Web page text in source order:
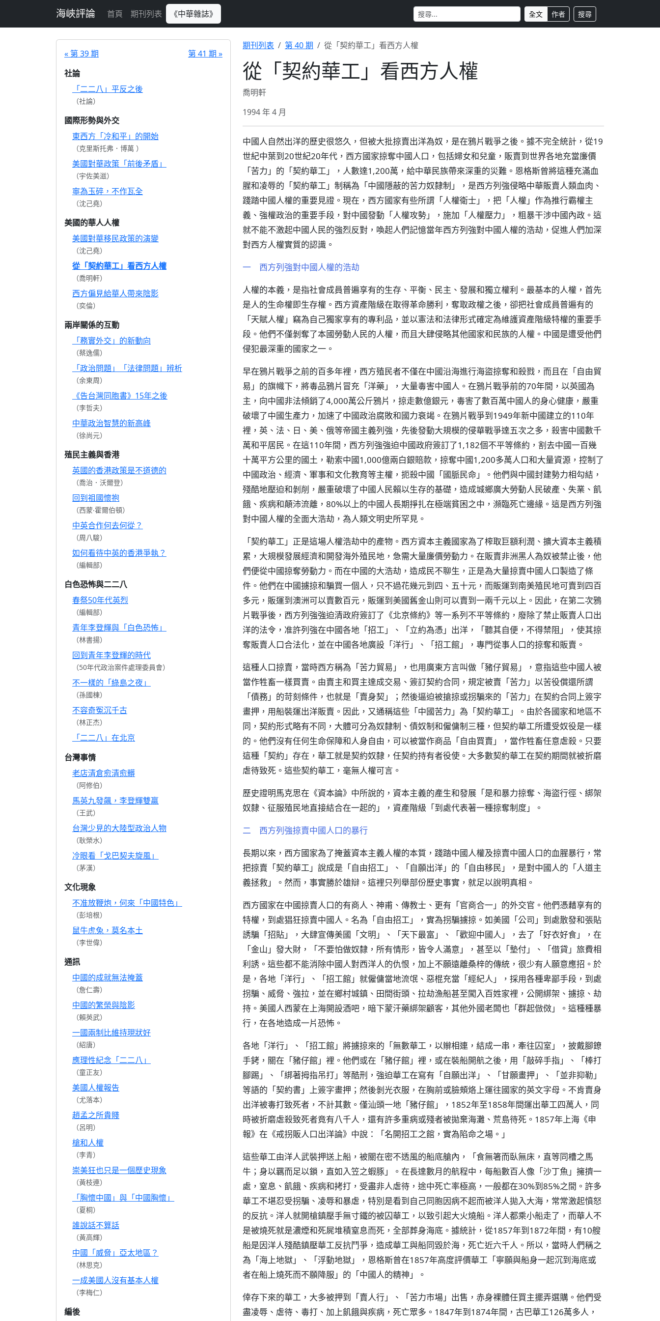
海峽評論 首頁 期刊列表 《中華雜誌》 全文 作者 搜尋
« 第 39 期
第 41 期 »
社論
「二二八」平反之後
（社論）
國際形勢與外交
東西方「冷和平」的開始
（克里斯托弗．博萬 ）
美國對華政策「前後矛盾」
（宇佐美滋）
寧為玉碎，不作瓦全
（沈己堯）
美國的華人人權
美國對華移民政策的演變
（沈己堯）
從「契約華工」看西方人權
（喬明軒）
西方偏見給華人帶來陰影
（奕倫）
兩岸關係的互動
「務實外交」的新動向
（蔡逸儒）
「政治問題」「法律問題」辨析
（余東周）
《告台灣同胞書》15年之後
（李哲夫）
中華政治智慧的新高峰
（徐尚元）
殖民主義與香港
英國的香港政策是不道德的
（喬治．沃爾登）
回到祖國懷抱
（西蒙‧霍爾伯頓）
中英合作何去何從？
（周八駿）
如何看待中英的香港爭執？
（編輯部）
白色恐怖與二二八
春祭50年代英烈
（編輯部）
青年李登輝與「白色恐怖」
（林書揚）
回到青年李登輝的時代
（50年代政治案件處理委員會）
不一樣的「綠島之夜」
（孫國棟）
不容奇冤沉千古
（林正杰）
「二二八」在北京
台灣事情
老店清倉愈清愈髒
（阿修伯）
馬英九發飆，李登輝雙贏
（王武）
台灣少見的大陸型政治人物
（耿榮水）
冷眼看「戈巴契夫旋風」
（茅漢）
文化現象
不准放鞭炮，何來「中國特色」
（彭培根）
鼠牛虎兔，莫名本土
（李世偉）
通訊
中國的成就無法掩蓋
（詹仁壽）
中國的繁榮與陰影
（賴英武）
一國兩制比維持現狀好
（紹唐）
應理性紀念「二二八」
（童正友）
美國人權報告
（尤落本）
趙孟之所貴賤
（呂明）
槍和人權
（李青）
崇美狂也只是一個歷史現象
（黃枝連）
「胸懷中國」與「中國胸懷」
（夏桐）
誰說話不算話
（黃高輝）
中國「威脅」亞太地區？
（林思克）
一成美國人沒有基本人權
（李梅仁）
編後
期刊列表 第 40 期 從「契約華工」看西方人權
從「契約華工」看西方人權
喬明軒
1994 年 4 月
中國人自然出洋的歷史很悠久，但被大批掠賣出洋為奴，是在鴉片戰爭之後。據不完全統計，從19
世紀中葉到20世紀20年代，西方國家掠奪中國人口，包括婦女和兒童，販賣到世界各地充當廉價
「苦力」的「契約華工」，人數達1,200萬，給中華民族帶來深重的災難。恩格斯曾將這種充滿血
腥和凌辱的「契約華工」制稱為「中國隱蔽的苦力奴隸制」，是西方列強侵略中華販賣人類血肉、
踐踏中國人權的重要見證。現在，西方國家有些所謂「人權衛士」，把「人權」作為推行霸權主
義、強權政治的重要手段，對中國發動「人權攻勢」，施加「人權壓力」，粗暴干涉中國內政。這
就不能不激起中國人民的強烈反對，喚起人們記憶當年西方列強對中國人權的浩劫，促進人們加深
對西方人權實質的認識。
一 西方列強對中國人權的浩劫
人權的本義，是指社會成員普遍享有的生存、平衡、民主、發展和獨立權利。最基本的人權，首先
是人的生命權即生存權。西方資產階級在取得革命勝利，奪取政權之後，卻把社會成員普遍有的
「天賦人權」竊為自己獨家享有的專利品，並以憲法和法律形式確定為維護資產階級特權的重要手
段。他們不僅剝奪了本國勞動人民的人權，而且大肆侵略其他國家和民族的人權。中國是遭受他們
侵犯最深重的國家之一。
早在鴉片戰爭之前的百多年裡，西方殖民者不僅在中國沿海進行海盜掠奪和殺戮，而且在「自由貿
易」的旗幟下，將毒品鴉片冒充「洋藥」，大量毒害中國人。在鴉片戰爭前的70年間，以英國為
主，向中國非法傾銷了4,000萬公斤鴉片，掠走數億銀元，毒害了數百萬中國人的身心健康，嚴重
破壞了中國生產力，加速了中國政治腐敗和國力衰竭。在鴉片戰爭到1949年新中國建立的110年
裡，英、法、日、美、俄等帝國主義列強，先後發動大規模的侵華戰爭達五次之多，殺害中國數千
萬和平居民。在這110年間，西方列強強迫中國政府簽訂了1,182個不平等條約，割去中國一百幾
十萬平方公里的國土，勒索中國1,000億兩白銀賠款，掠奪中國1,200多萬人口和大量資源，控制了
中國政治、經濟、軍事和文化教育等主權，扼殺中國「國脈民命」。他們與中國封建勢力相勾結，
殘酷地壓迫和剝削，嚴重破壞了中國人民賴以生存的基礎，造成城鄉廣大勞動人民破產、失業、飢
餓、疾病和顛沛流離，80%以上的中國人長期掙扎在極端貧困之中，瀕臨死亡邊緣。這是西方列強
對中國人權的全面大浩劫，為人類文明史所罕見。
「契約華工」正是這場人權浩劫中的產物。西方資本主義國家為了榨取巨額利潤、擴大資本主義積
累，大規模發展經濟和開發海外殖民地，急需大量廉價勞動力。在販賣非洲黑人為奴被禁止後，他
們便從中國掠奪勞動力。而在中國的大浩劫，造成民不聊生，正是為大量掠賣中國人口製造了條
件。他們在中國擄掠和騙買一個人，只不過花幾元到四、五十元，而販運到南美殖民地可賣到四百
多元，販運到澳洲可以賣數百元，販運到美國舊金山則可以賣到一兩千元以上。因此，在第二次鴉
片戰爭後，西方列強強迫清政府簽訂了《北京條約》等一系列不平等條約，廢除了禁止販賣人口出
洋的法令，准許列強在中國各地「招工」、「立約為憑」出洋，「聽其自便，不得禁阻」，使其掠
奪販賣人口合法化，並在中國各地廣設「洋行」、「招工館」，專門從事人口的掠奪和販賣。
這種人口掠賣，當時西方稱為「苦力貿易」，也用廣東方言叫做「豬仔貿易」，意指這些中國人被
當作牲畜一樣買賣。由賣主和買主達成交易、簽訂契約合同，規定被賣「苦力」以苦役償還所謂
「債務」的苛刻條件，也就是「賣身契」；然後逼迫被搶掠或拐騙來的「苦力」在契約合同上簽字
畫押，用船裝運出洋販賣。因此，又通稱這些「中國苦力」為「契約華工」。由於各國家和地區不
同，契約形式略有不同，大體可分為奴隸制、債奴制和僱傭制三種，但契約華工所遭受奴役是一樣
的。他們沒有任何生命保障和人身自由，可以被當作商品「自由買賣」，當作牲畜任意虐殺。只要
這種「契約」存在，華工就是契約奴隸，任契約持有者役使。大多數契約華工在契約期間就被折磨
虐待致死。這些契約華工，毫無人權可言。
歷史證明馬克思在《資本論》中所說的，資本主義的產生和發展「是和暴力掠奪、海盜行徑、綁架
奴隸、征服殖民地直接結合在一起的」，資產階級「到處代表著一種掠奪制度」。
二 西方列強掠賣中國人口的暴行
長期以來，西方國家為了掩蓋資本主義人權的本質，踐踏中國人權及掠賣中國人口的血腥暴行，常
把掠賣「契約華工」說成是「自由招工」、「自願出洋」的「自由移民」，是對中國人的「人道主
義拯救」。然而，事實勝於雄辯。這裡只列舉部份歷史事實，就足以說明真相。
西方國家在中國掠賣人口的有商人、神甫、傳教士、更有「官商合一」的外交官。他們憑藉享有的
特權，到處猖狂掠賣中國人。名為「自由招工」，實為拐騙擄掠。如美國「公司」到處散發和張貼
誘騙「招貼」，大肆宣傳美國「文明」、「天下最富」、「歡迎中國人」，去了「好衣好食」，在
「金山」發大財，「不要怕做奴隸，所有情形，皆令人滿意」，甚至以「墊付」、「借貸」旅費相
利誘。這些都不能消除中國人對西洋人的仇恨，加上不願遠離桑梓的傳統，很少有人願意應招。於
是，各地「洋行」、「招工館」就僱傭當地流氓、惡棍充當「經紀人」，採用各種卑鄙手段，到處
拐騙、威脅、強拉，並在鄉村城鎮、田間街頭、拉劫漁船甚至闖入百姓家裡，公開綁架、擄掠、劫
持。美國人西蒙在上海開設酒吧，暗下蒙汗藥綁架顧客，其他外國老闆也「群起倣傚」。這種種暴
行，在各地造成一片恐怖。
各地「洋行」、「招工館」將擄掠來的「無數華工，以辮相連，結成一串，牽往囚室」，披戴腳鐐
手銬，關在「豬仔館」裡。他們或在「豬仔館」裡，或在裝船開航之後，用「敲碎手指」、「棒打
腳踢」、「綁著拇指吊打」等酷刑，強迫華工在寫有「自願出洋」、「甘願畫押」、「並非抑勒」
等語的「契約書」上簽字畫押；然後剝光衣服，在胸前或臉頰烙上運往國家的英文字母。不肯賣身
出洋被毒打致死者，不計其數。僅汕頭一地「豬仔館」，1852年至1858年間運出華工四萬人，同
時被折磨虐殺致死者竟有八千人，還有許多重病或殘者被拋棄海灘、荒島待死。1857年上海《申
報》在《戒拐販人口出洋論》中說：「名開招工之館，實為陷命之場。」
這些華工由洋人武裝押送上船，被關在密不透風的船底艙內，「食無箸而臥無床，直等同槽之馬
牛；身以羈而足以鎖，直如入笠之蝦豚」。在長達數月的航程中，每船數百人像「沙丁魚」擁擠一
處，窒息、飢餓、疾病和拷打，受盡非人虐待，途中死亡率極高，一般都在30%到85%之間。許多
華工不堪忍受拐騙、凌辱和暴虐，特別是看到自己同胞因病不起而被洋人拋入大海，常常激起憤怒
的反抗。洋人就開槍鎮壓手無寸鐵的被囚華工，以致引起大火燒船。洋人都乘小船走了，而華人不
是被燒死就是濃煙和死屍堆積窒息而死，全部葬身海底。據統計，從1857年到1872年間，有10艘
船是因洋人殘酷鎮壓華工反抗鬥爭，造成華工與船同毀於海，死亡近六千人。所以，當時人們稱之
為「海上地獄」、「浮動地獄」，恩格斯曾在1857年高度評價華工「寧願與船身一起沉到海底或
者在船上燒死而不願降服」的「中國人的精神」。
倖存下來的華工，大多被押到「賣人行」、「苦力市場」出售，赤身裸體任買主擺弄選購。他們受
盡凌辱、虐待、毒打、加上飢餓與疾病，死亡眾多。1847年到1874年間，古巴華工126萬多人，